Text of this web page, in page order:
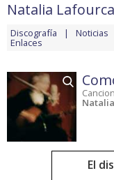
Natalia
Discografía Noticias
Enlaces
El